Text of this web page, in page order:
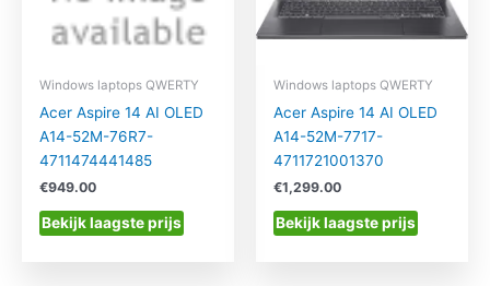
Windows laptops QWERTY
Acer Aspire 14 AI OLED
A14-52M-76R7-
4711474441485
€949.00
Bekijk laagste prijs
Windows laptops QWERTY
Acer Aspire 14 AI OLED
A14-52M-7717-
4711721001370
€1,299.00
Bekijk laagste prijs